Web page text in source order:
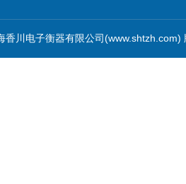
川电子衡器有限公司(www.shtzh.com)